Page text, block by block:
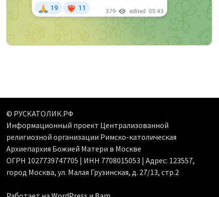
© РУСКАТОЛИК.РФ
Информационный проект Централизованной
религиозной организации Римско-католическая
Архиепархия Божией Матери в Москве
ОГРН 1027739747705 | ИНН 7708015053 | Адрес: 123557,
город Москва, ул. Малая Грузинская, д. 27/13, стр.2